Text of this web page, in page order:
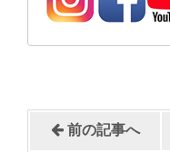
前の記事へ